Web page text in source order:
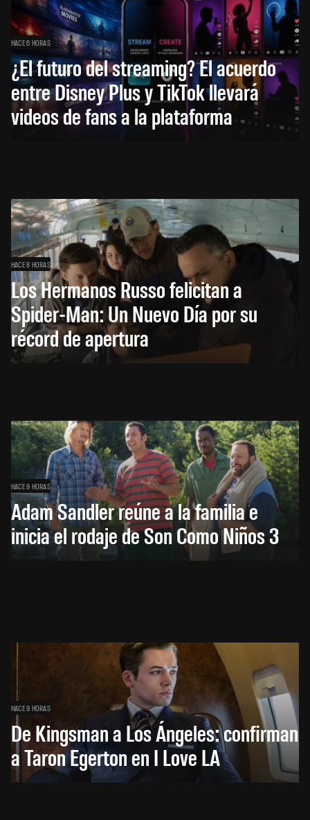
HACE 6 HORAS
¿El futuro del streaming? El acuerdo
entre Disney Plus y TikTok llevará
videos de fans a la plataforma
HACE 8 HORAS
Los Hermanos Russo felicitan a
Spider-Man: Un Nuevo Día por su
récord de apertura
HACE 9 HORAS
Adam Sandler reúne a la familia e
inicia el rodaje de Son Como Niños 3
HACE 9 HORAS
De Kingsman a Los Ángeles: confirman
a Taron Egerton en I Love LA